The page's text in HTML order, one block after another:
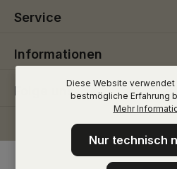
Service
Informationen
Folge uns
Diese Website verwendet
bestmögliche Erfahrung
Mehr
Nur technisch